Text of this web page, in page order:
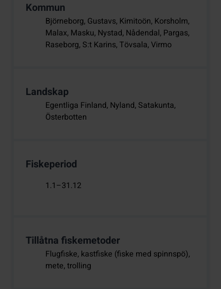
Kommun
Björneborg, Gustavs, Kimitoön, Korsholm,
Malax, Masku, Nystad, Nådendal, Pargas,
Raseborg, S:t Karins, Tövsala, Virmo
Landskap
Egentliga Finland, Nyland, Satakunta,
Österbotten
Fiskeperiod
1.1–31.12
Tillåtna fiskemetoder
Flugfiske, kastfiske (fiske med spinnspö),
mete, trolling